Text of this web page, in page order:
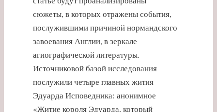
сюжеты, в которых отражены события,
послужившими причиной нормандского
завоевания Англии, в зеркале
агиографической литературы.
Источниковой базой исследования
послужили четыре главных жития
Эдуарда Исповедника: анонимное
«Житие короля Эдуарда, который